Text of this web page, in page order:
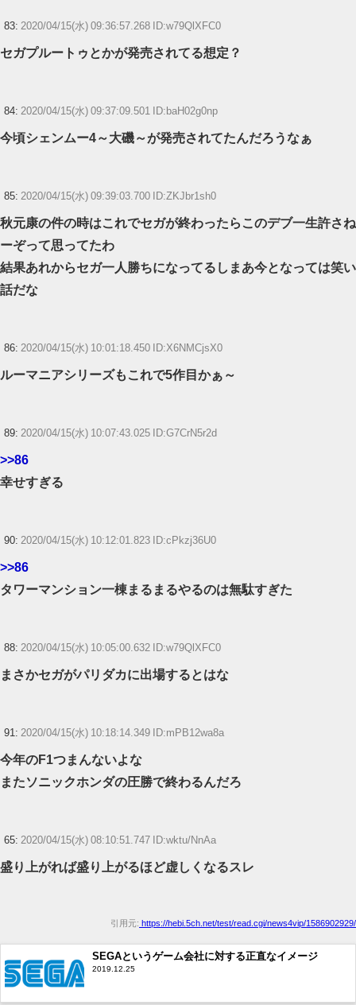
83: 2020/04/15(水) 09:36:57.268 ID:w79QlXFC0
セガプルートゥとかが発売されてる想定？
84: 2020/04/15(水) 09:37:09.501 ID:baH02g0np
今頃シェンムー4～大磯～が発売されてたんだろうなぁ
85: 2020/04/15(水) 09:39:03.700 ID:ZKJbr1sh0
秋元康の件の時はこれでセガが終わったらこのデブ一生許さね
ーぞって思ってたわ
結果あれからセガ一人勝ちになってるしまあ今となっては笑い
話だな
86: 2020/04/15(水) 10:01:18.450 ID:X6NMCjsX0
ルーマニアシリーズもこれで5作目かぁ～
89: 2020/04/15(水) 10:07:43.025 ID:G7CrN5r2d
>>86
幸せすぎる
90: 2020/04/15(水) 10:12:01.823 ID:cPkzj36U0
>>86
タワーマンション一棟まるまるやるのは無駄すぎた
88: 2020/04/15(水) 10:05:00.632 ID:w79QlXFC0
まさかセガがパリダカに出場するとはな
91: 2020/04/15(水) 10:18:14.349 ID:mPB12wa8a
今年のF1つまんないよな
またソニックホンダの圧勝で終わるんだろ
65: 2020/04/15(水) 08:10:51.747 ID:wktu/NnAa
盛り上がれば盛り上がるほど虚しくなるスレ
引用元: https://hebi.5ch.net/test/read.cgi/news4vip/1586902929/
SEGAというゲーム会社に対する正直なイメージ
2019.12.25